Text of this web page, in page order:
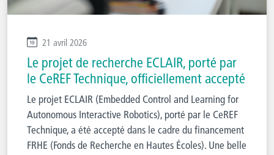
21 avril 2026
Le projet de recherche ECLAIR, porté par
le CeREF Technique, officiellement accepté
Le projet ECLAIR (Embedded Control and Learning for
Autonomous Interactive Robotics), porté par le CeREF
Technique, a été accepté dans le cadre du financement
FRHE (Fonds de Recherche en Hautes Écoles). Une belle